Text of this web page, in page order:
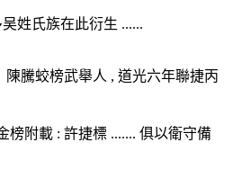
姓氏族在此衍生 ......
騰蛟榜武舉人 , 道光六年聯捷丙
榜附載 : 許捷標 ....... 俱以衛守備